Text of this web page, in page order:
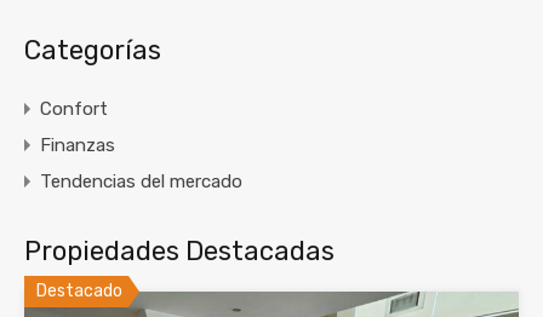
Categorías
Confort
Finanzas
Tendencias del mercado
Propiedades Destacadas
Destacado